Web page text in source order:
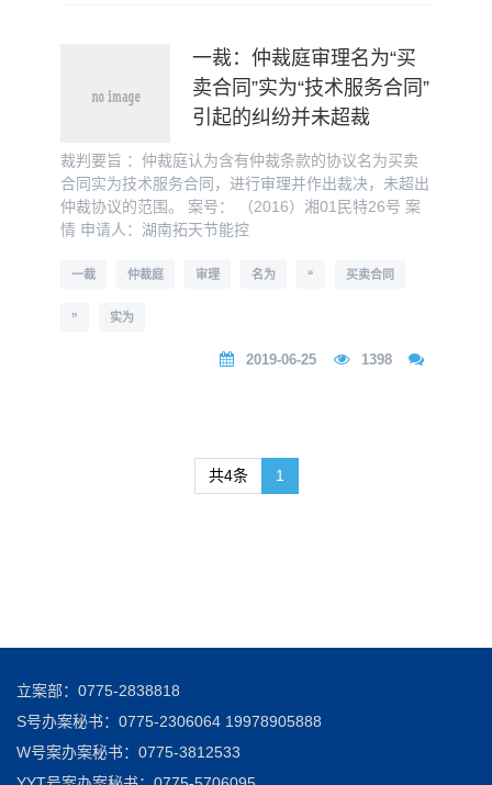
一裁：仲裁庭审理名为“买
卖合同”实为“技术服务合同”
引起的纠纷并未超裁
裁判要旨 ：仲裁庭认为含有仲裁条款的协议名为买卖
合同实为技术服务合同，进行审理并作出裁决，未超出
仲裁协议的范围。 案号： （2016）湘01民特26号 案
情 申请人：湖南拓天节能控
一裁 仲裁庭 审理 名为 “ 买卖合同
” 实为
2019-06-25 1398
共4条 1
立案部：0775-2838818
S号办案秘书：0775-2306064 19978905888
W号案办案秘书：0775-3812533